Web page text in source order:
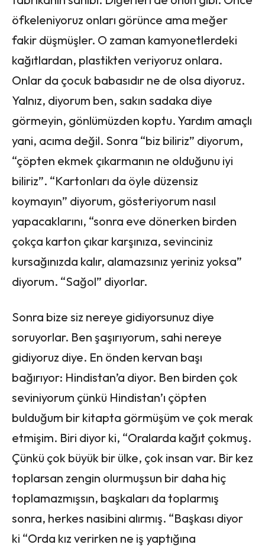
öfkeleniyoruz onları görünce ama meğer
fakir düşmüşler. O zaman kamyonetlerdeki
kağıtlardan, plastikten veriyoruz onlara.
Onlar da çocuk babasıdır ne de olsa diyoruz.
Yalnız, diyorum ben, sakın sadaka diye
görmeyin, gönlümüzden koptu. Yardım amaçlı
yani, acıma değil. Sonra “biz biliriz” diyorum,
“çöpten ekmek çıkarmanın ne olduğunu iyi
biliriz”. “Kartonları da öyle düzensiz
koymayın” diyorum, gösteriyorum nasıl
yapacaklarını, “sonra eve dönerken birden
çokça karton çıkar karşınıza, sevinciniz
kursağınızda kalır, alamazsınız yeriniz yoksa”
diyorum. “Sağol” diyorlar.
Sonra bize siz nereye gidiyorsunuz diye
soruyorlar. Ben şaşırıyorum, sahi nereye
gidiyoruz diye. En önden kervan başı
bağırıyor: Hindistan’a diyor. Ben birden çok
seviniyorum çünkü Hindistan’ı çöpten
bulduğum bir kitapta görmüşüm ve çok merak
etmişim. Biri diyor ki, “Oralarda kağıt çokmuş.
Çünkü çok büyük bir ülke, çok insan var. Bir kez
toplarsan zengin olurmuşsun bir daha hiç
toplamazmışsın, başkaları da toplarmış
sonra, herkes nasibini alırmış. “Başkası diyor
ki “Orda kız verirken ne iş yaptığına